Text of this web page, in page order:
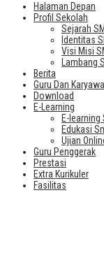
Halaman Depan
Profil Sekolah
Sejarah
Identitas
Visi Misi
Lambang
Berita
Guru Dan
Download
E-Learning
E-learning
Edukasi
Ujian
Guru Penggerak
Prestasi
Extra Kurikuler
Fasilitas